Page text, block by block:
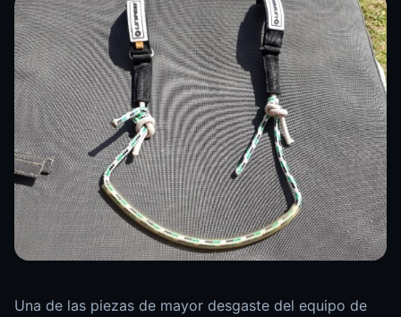
Una de las piezas de mayor desgaste del equipo de